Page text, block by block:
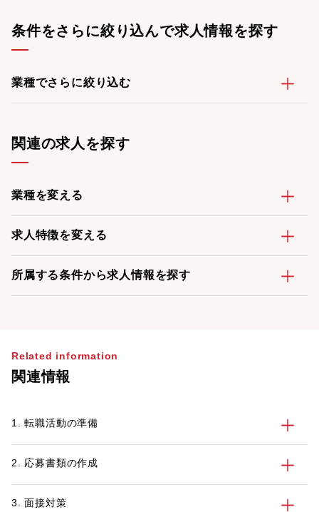
条件をさらに絞り込んで求人情報を探す
業種でさらに絞り込む
関連の求人を探す
業種を変える
求人特徴を変える
所属する条件から求人情報を探す
Related information
関連情報
1. 転職活動の準備
2. 応募書類の作成
3. 面接対策